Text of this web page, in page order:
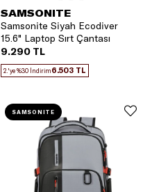
SAMSONITE
Samsonite Siyah Ecodiver
15.6" Laptop Sırt Çantası
9.290 TL
2.'ye %30 İndirim6.503 TL
SAMSONITE